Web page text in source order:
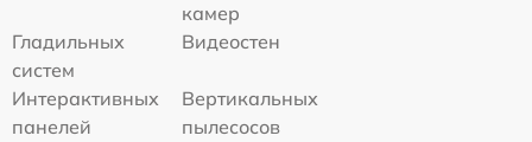
камер
Гладильных
систем
Видеостен
Интерактивных
панелей
Вертикальных
пылесосов